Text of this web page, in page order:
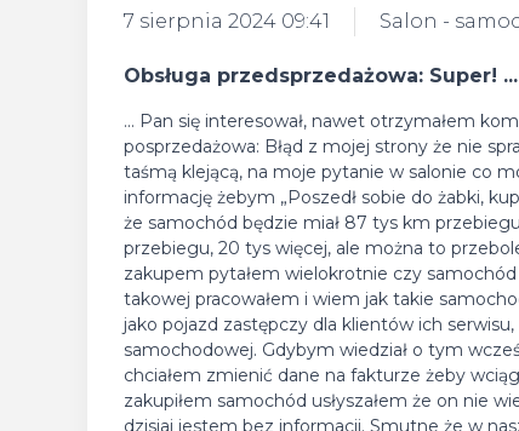
7 sierpnia 2024 09:41 Salon -
Obsługa przedsprzedażowa: Super! ...
... Pan się interesował, nawet otrzymałem
posprzedażowa: Błąd z mojej strony że nie
taśmą klejącą, na moje pytanie w salonie co
informację żebym „Poszedł sobie do żabki,
że samochód będzie miał 87 tys km
przebiegu, 20 tys więcej, ale można to
zakupem pytałem wielokrotnie czy
takowej pracowałem i wiem jak takie
jako pojazd zastępczy dla klientów ich
samochodowej. Gdybym wiedział o tym
chciałem zmienić dane na fakturze żeby
zakupiłem samochód usłyszałem że on nie
dzisiaj jestem bez informacji. Smutne że w